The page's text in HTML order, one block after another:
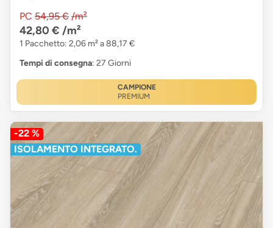
PC 54,95 € /m²
42,80 € /m²
1 Pacchetto: 2,06 m² a 88,17 €
Tempi di consegna: 27 Giorni
CAMPIONE
PREMIUM
-22 %
ISOLAMENTO INTEGRATO.